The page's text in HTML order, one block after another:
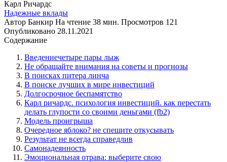
Надежные вклады
Автор Банкир На чтение 38 мин. Просмотров 121
Опубликовано 28.11.2021
Содержание
Введениечетыре пары лыж
Не обращайте внимания на советы и прогнозы
В поисках питера линча
В поиске лучших в мире инвестиций
Долгосрочное беспамятство
Карл ричардс. психология инвестиций. как перестать
делать глупости со своими деньгами (fb2)
Модель проигрыша
Очередное яблоко? не спешите откусывать
Результат не всегда справедлив
Самонадеянность
Эмоциональная отрава: выберите свою